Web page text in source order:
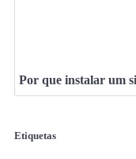
Por que instalar um
Etiquetas